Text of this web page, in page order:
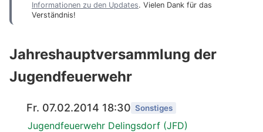
Informationen zu den Updates. Vielen Dank für das
Verständnis!
Jahreshauptversammlung der
Jugendfeuerwehr
Fr. 07.02.2014 18:30 Sonstiges
Jugendfeuerwehr Delingsdorf (JFD)